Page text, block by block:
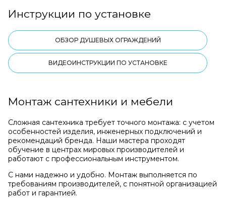
Инструкции по установке
ОБЗОР ДУШЕВЫХ ОГРАЖДЕНИЙ
ВИДЕОИНСТРУКЦИИ ПО УСТАНОВКЕ
Монтаж сантехники и мебели
Сложная сантехника требует точного монтажа: с учетом
особенностей изделия, инженерных подключений и
рекомендаций бренда. Наши мастера проходят
обучение в центрах мировых производителей и
работают с профессиональным инструментом.
С нами надежно и удобно. Монтаж выполняется по
требованиям производителей, с понятной организацией
работ и гарантией.